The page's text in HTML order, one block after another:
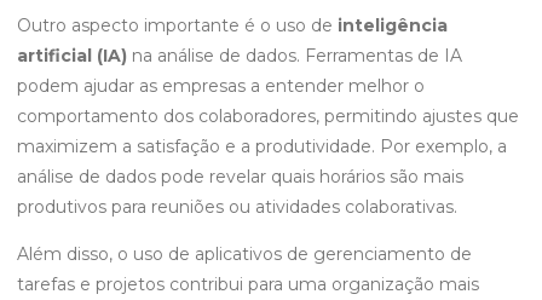
Outro aspecto importante é o uso de inteligência
artificial (IA) na análise de dados. Ferramentas de IA
podem ajudar as empresas a entender melhor o
comportamento dos colaboradores, permitindo ajustes que
maximizem a satisfação e a produtividade. Por exemplo, a
análise de dados pode revelar quais horários são mais
produtivos para reuniões ou atividades colaborativas.
Além disso, o uso de aplicativos de gerenciamento de
tarefas e projetos contribui para uma organização mais